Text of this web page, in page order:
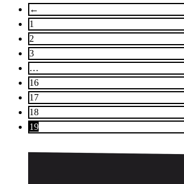
←
1
2
3
…
16
17
18
19